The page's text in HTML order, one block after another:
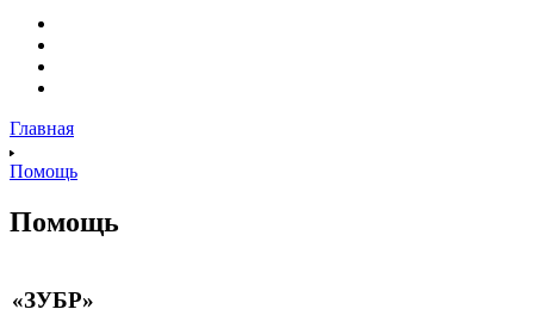
Главная
Помощь
Помощь
«ЗУБР»